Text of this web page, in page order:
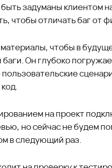
задуманы клиентом
чтобы отличать баг от
чтобы в
Он глубоко
на проект
но сейчас не будем
в следующий раз.